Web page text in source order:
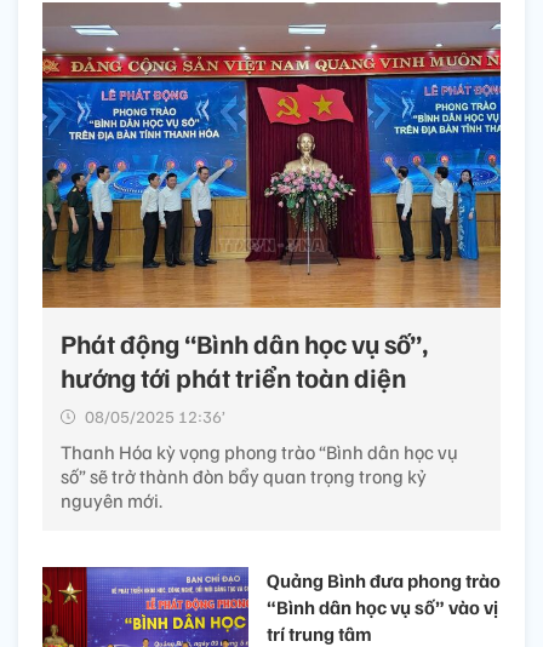
Phát động “Bình dân học vụ số”,
hướng tới phát triển toàn diện
08/05/2025 12:36’
Thanh Hóa kỳ vọng phong trào “Bình dân học vụ
số” sẽ trở thành đòn bẩy quan trọng trong kỷ
nguyên mới.
Quảng Bình đưa phong trào
“Bình dân học vụ số” vào vị
trí trung tâm